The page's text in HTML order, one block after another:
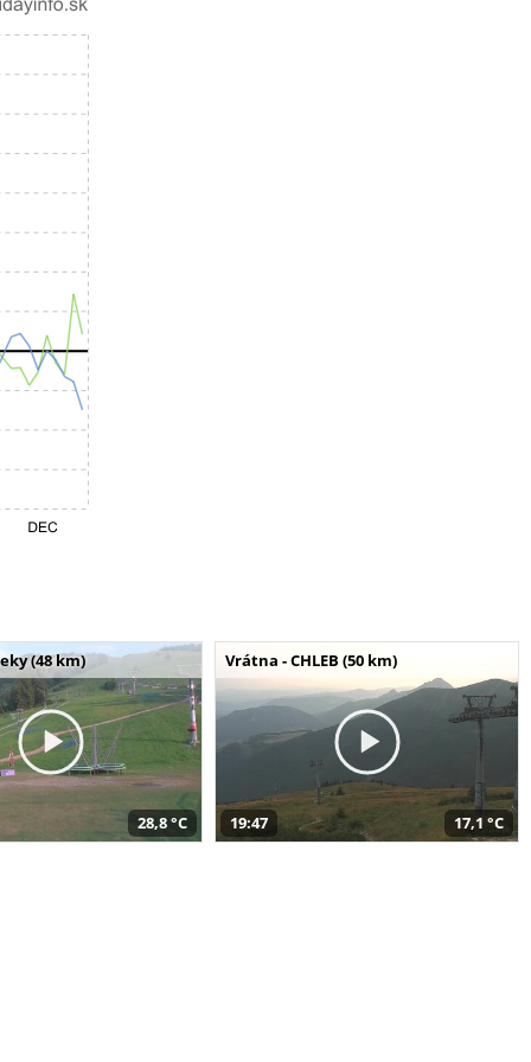
(48 km)
28,8 °C
Vrátna - CHLEB (50 km)
19:47 17,1 °C